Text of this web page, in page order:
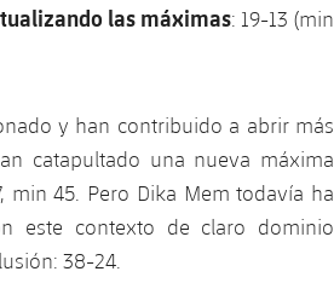
las máximas: 19-13 (min
y han contribuido a abrir más
catapultado una nueva máxima
min 45. Pero Dika Mem todavía ha
este contexto de claro dominio
38-24.